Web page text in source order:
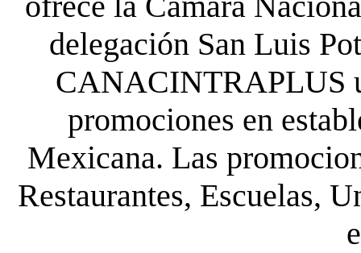
delegación San Luis
CANACINTRAPLUS
promociones en
Mexicana. Las
Restaurantes, Escuelas,